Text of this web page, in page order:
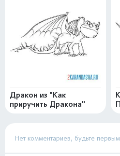
Дракон из "Как
приручить Дракона"
Нет комментариев, будьте первым